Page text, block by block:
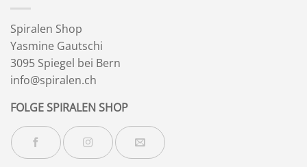
Spiralen Shop
Yasmine Gautschi
3095 Spiegel bei Bern
info@spiralen.ch
FOLGE SPIRALEN SHOP